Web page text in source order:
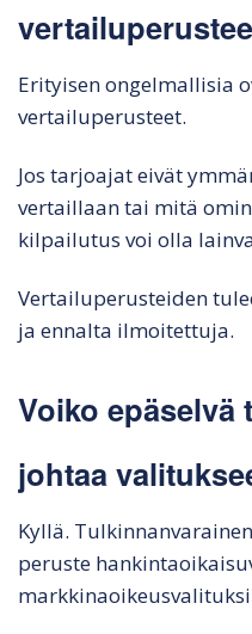
Erityisen ongelmallisia
vertailuperusteet.
Jos tarjoajat eivät
vertaillaan tai mitä
kilpailutus voi olla
Vertailuperusteiden
ja ennalta ilmoitettuja.
Voiko
johtaa
Kyllä.
peruste